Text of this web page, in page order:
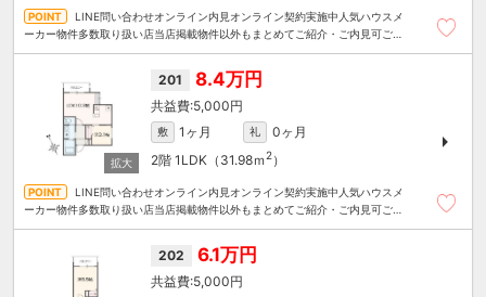
LINE問い合わせオンライン内見オンライン契約実施中人気ハウスメ
ーカー物件多数取り扱い店当店掲載物件以外もまとめてご紹介・ご内見可ご予
201 8.4万円
5,000円
敷 1ヶ月 礼
0ヶ月
2階 1LDK（31.98ｍ 2）
LINE問い合わせオンライン内見オンライン契約実施中人気ハウスメ
ーカー物件多数取り扱い店当店掲載物件以外もまとめてご紹介・ご内見可ご予
202 6.1万円
5,000円